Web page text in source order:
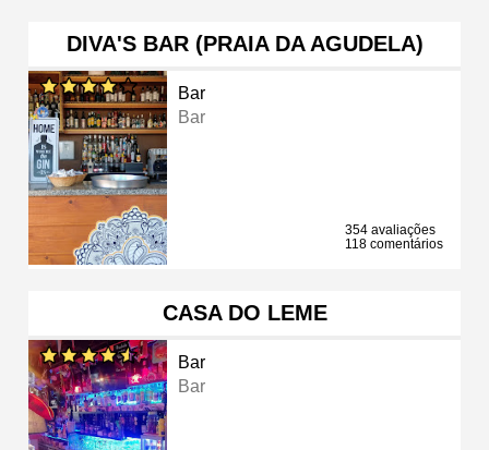
DIVA'S BAR (PRAIA DA AGUDELA)
Bar
Bar
354 avaliações
118 comentários
CASA DO LEME
Bar
Bar